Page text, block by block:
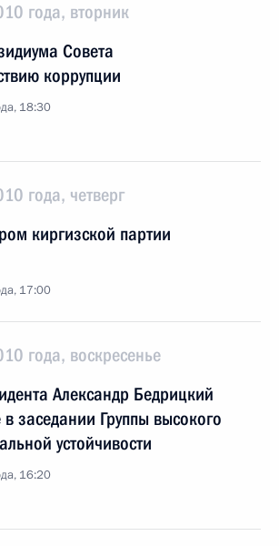
года, вторник
Совета
коррупции
18:30
года, четверг
киргизской партии
17:00
года, воскресенье
Александр Бедрицкий
в заседании Группы высокого
устойчивости
16:20